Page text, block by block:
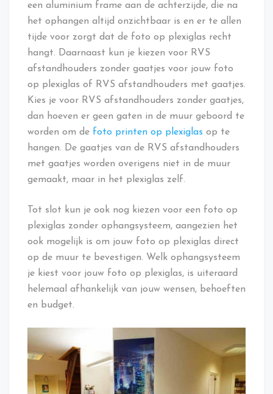
een aluminium frame aan de achterzijde, die na
het ophangen altijd onzichtbaar is en er te allen
tijde voor zorgt dat de foto op plexiglas recht
hangt. Daarnaast kun je kiezen voor RVS
afstandhouders zonder gaatjes voor jouw foto
op plexiglas of RVS afstandhouders met gaatjes.
Kies je voor RVS afstandhouders zonder gaatjes,
dan hoeven er geen gaten in de muur geboord te
worden om de foto printen op plexiglas op te
hangen. De gaatjes van de RVS afstandhouders
met gaatjes worden overigens niet in de muur
gemaakt, maar in het plexiglas zelf.
Tot slot kun je ook nog kiezen voor een foto op
plexiglas zonder ophangsysteem, aangezien het
ook mogelijk is om jouw foto op plexiglas direct
op de muur te bevestigen. Welk ophangsysteem
je kiest voor jouw foto op plexiglas, is uiteraard
helemaal afhankelijk van jouw wensen, behoeften
en budget.